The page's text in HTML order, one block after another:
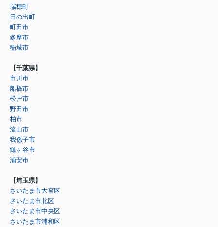
瑞穂町
日の出町
町田市
多摩市
稲城市
【千葉県】
市川市
船橋市
松戸市
野田市
柏市
流山市
我孫子市
鎌ヶ谷市
浦安市
【埼玉県】
さいたま市大宮区
さいたま市北区
さいたま市中央区
さいたま市浦和区